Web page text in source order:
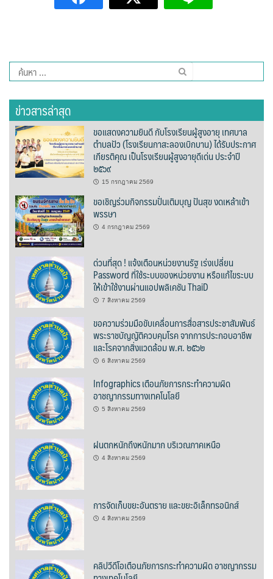
ตูบฮิมโต้งโฮมสเตย์
นครน่านอพาร์ทเม้น
นะลาวิวรีสอร์ท
นาต้นบัวโฮมสเตย์
นาเหล่า เก๊าสลี โฮมสเตย์
นาไผ่ปัววิว
บวกบัววิวรีสอร์ท
บ้านกังหัน @ ปัวคอทเทจ
บ้านต้นคูณ
บ้านนาโฮมสเตย์
บ้านปัว ปลายนา
บ้านพักชมดอย
บ้านยลญภา
บ้านริมทุ่งรีสอร์ท
บ้านสวนศรีสุขโฮมสเตย์
บ้านฮิมนาปัว
บ้านไม้ปลายนา
ค้นหา
สำหรับ:
ข่าวสารล่าสุด
ขอแสดงความยินดี กับโรงเรียนผู้สูงอายุ เทศบาล
ตำบลปัว (โรงเรียนกาสะลองเบิกบาน) ได้รับประกาศ
เกียรติคุณ เป็นโรงเรียนผู้สูงอายุดีเด่น ประจำปี
๒๕๖๙
15 กรกฎาคม 2569
ขอเชิญร่วมกิจกรรมปั่นเติมบุญ ปันสุข งดเหล้าเข้า
พรรษา
4 กรกฎาคม 2569
ด่วนที่สุด ! แจ้งเตือนหน่วยงานรัฐ เร่งเปลี่ยน
Password ที่ใช้ระบบของหน่วยงาน หรือแก้ไขระบบ
ให้เข้าใช้งานผ่านแอปพลิเคชัน ThaiD
7 สิงหาคม 2569
ขอความร่วมมือขับเคลื่อนการสื่อสารประชาสัมพันธ์
พระราชบัญญัติควบคุมโรค จากการประกอบอาชีพ
และโรคจากสิ่งแวดล้อม พ.ศ. ๒๕๖๒
6 สิงหาคม 2569
Infographics เตือนภัยการกระทำความผิด
อาชญากรรมทางเทคโนโลยี
5 สิงหาคม 2569
ฝนตกหนักถึงหนักมาก บริเวณภาคเหนือ
4 สิงหาคม 2569
การจัดเก็บขยะอันตราย และขยะอิเล็กทรอนิกส์
4 สิงหาคม 2569
คลิปวีดีโอเตือนภัยการกระทำความผิด อาชญากรรม